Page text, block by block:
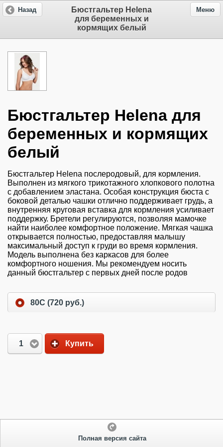
Бюстгальтер Helena
для беременных и
кормящих белый
Назад Меню
Бюстгальтер Helena для
беременных и кормящих
белый
Бюстгальтер Helena послеродовый, для кормления.
Выполнен из мягкого трикотажного хлопкового полотна
c добавлением эластана. Особая конструкция бюста с
боковой деталью чашки отлично поддерживает грудь, а
внутренняя круговая вставка для кормления усиливает
поддержку. Бретели регулируются, позволяя мамочке
найти наиболее комфортное положение. Мягкая чашка
открывается полностью, предоставляя малышу
максимальный доступ к груди во время кормления.
Модель выполнена без каркасов для более
комфортного ношения. Мы рекомендуем носить
данный бюстгальтер с первых дней после родов
80C (720 руб.)
1 Купить
Полная версия сайта